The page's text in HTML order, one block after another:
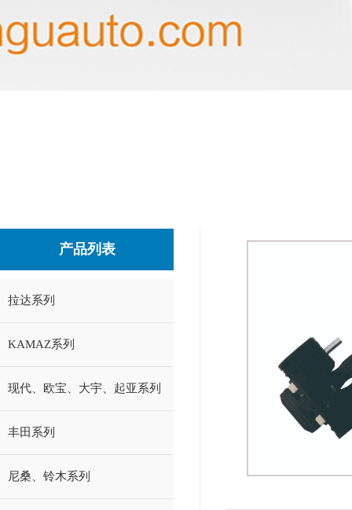
产品列表
拉达系列
KAMAZ系列
现代、欧宝、大宇、起亚系列
丰田系列
尼桑、铃木系列